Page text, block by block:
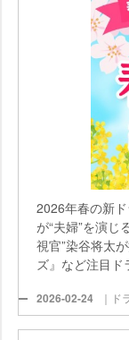
2026年春の新
が“夫婦”を演じ
視官”染谷将太
ズ』など注目ド
2026-02-24 ｜ド